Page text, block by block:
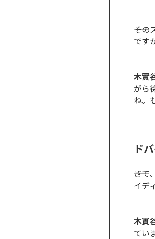
――そ
です
木實
がら
ね。
ド
――さ
イデ
木實
てい